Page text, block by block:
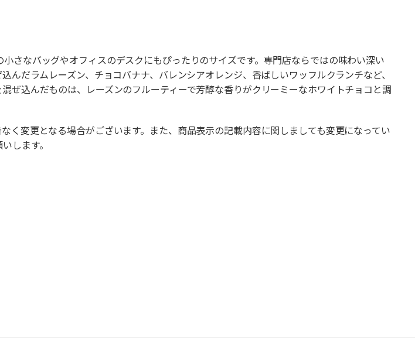
さなバッグやオフィスのデスクにもぴったりのサイズです。専門店ならではの味わい深い
だラムレーズン、チョコバナナ、バレンシアオレンジ、香ばしいワッフルクランチなど、
ぜ込んだものは、レーズンのフルーティーで芳醇な香りがクリーミーなホワイトチョコと調
変更となる場合がございます。また、商品表示の記載内容に関しましても変更になってい
します。